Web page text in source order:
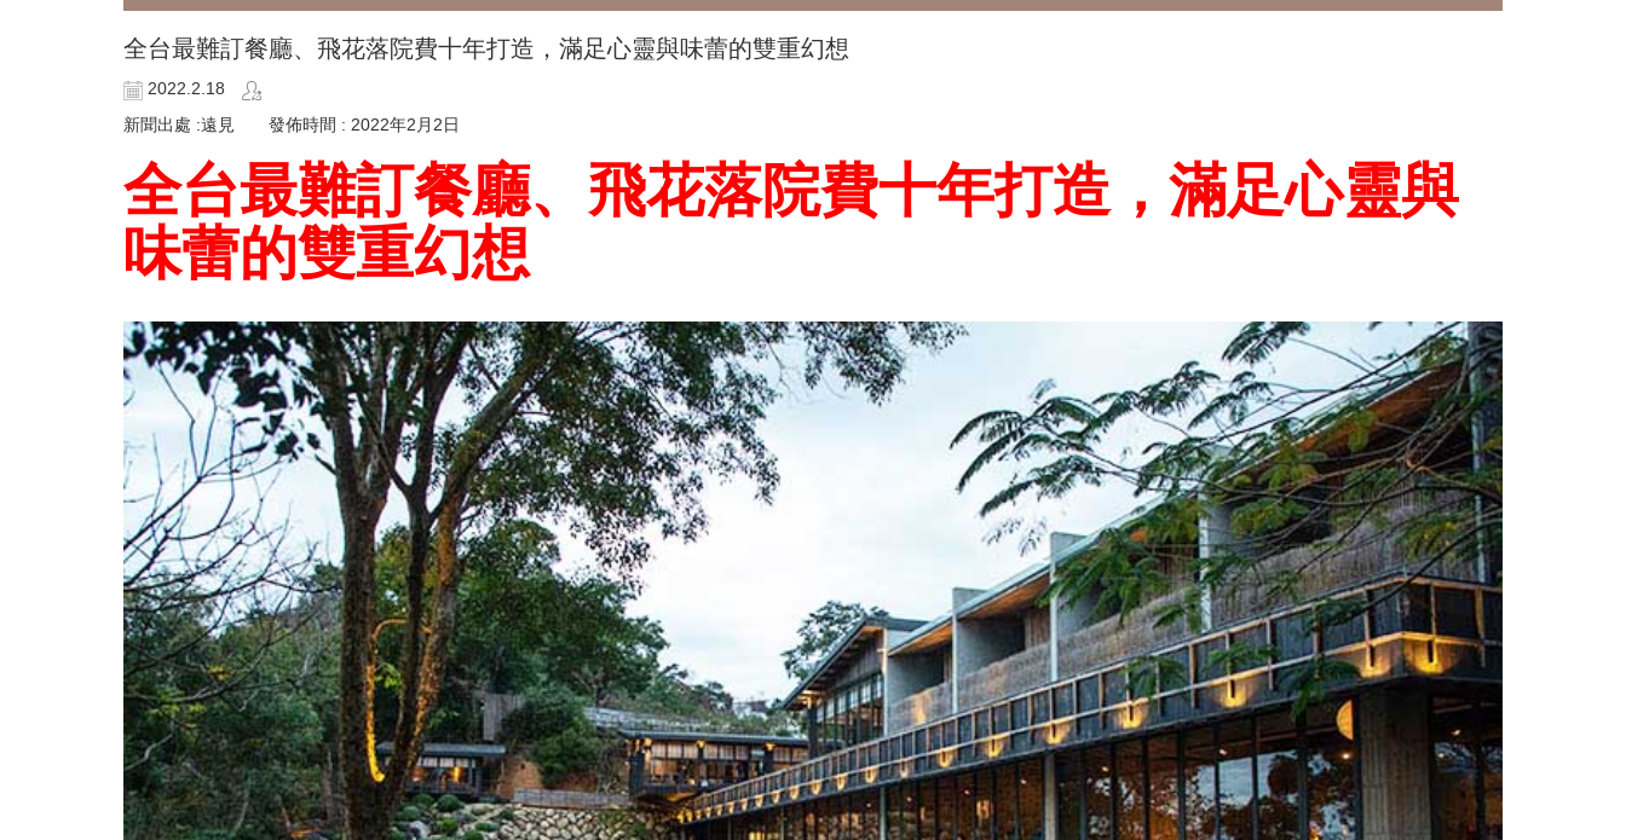
全台最難訂餐廳、飛花落院費十年打造，滿足心靈與味蕾的雙重幻想
2022.2.18
新聞出處 :遠見 發佈時間 : 2022年2月2日
全台最難訂餐廳、飛花落院費十年打造，滿足心靈與
味蕾的雙重幻想